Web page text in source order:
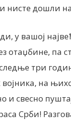
дошли на
у вашој
отаџбине, па
три
на
и свесно
Срби!